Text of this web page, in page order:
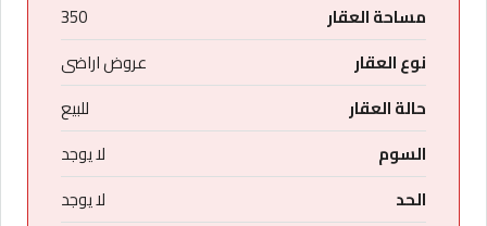
مساحة العقار
350
نوع العقار
عروض اراضى
حالة العقار
للبيع
السوم
لا يوجد
الحد
لا يوجد